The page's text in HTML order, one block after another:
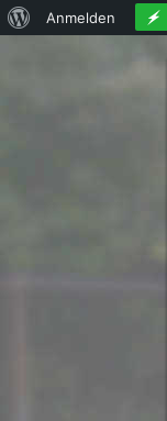
Über
Anmelden